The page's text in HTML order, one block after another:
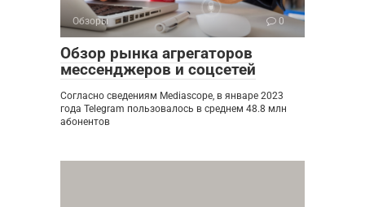
Обзоры 0
Обзор рынка агрегаторов
мессенджеров и соцсетей
Согласно сведениям Mediascope, в январе 2023
года Telegram пользовалось в среднем 48.8 млн
абонентов